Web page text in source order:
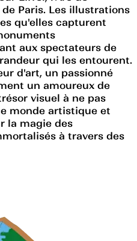
Paris. Les illustrations
qu'elles capturent
aux spectateurs de
qui les entourent.
d'art, un passionné
un amoureux de
visuel à ne pas
monde artistique et
la magie des
à travers des